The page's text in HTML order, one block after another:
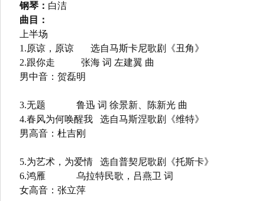
钢琴： 白洁
曲目：
上半场
1.原谅，原谅 选自马斯卡尼歌剧《丑角》
2.跟你走 张海 词 左建翼 曲
男中音：贺磊明
3.无题 鲁迅 词 徐景新、陈新光 曲
4.春风为何唤醒我 选自马斯涅歌剧《维特》
男高音：杜吉刚
5.为艺术，为爱情 选自普契尼歌剧《托斯卡》
6.鸿雁 乌拉特民歌，吕燕卫 词
女高音：张立萍